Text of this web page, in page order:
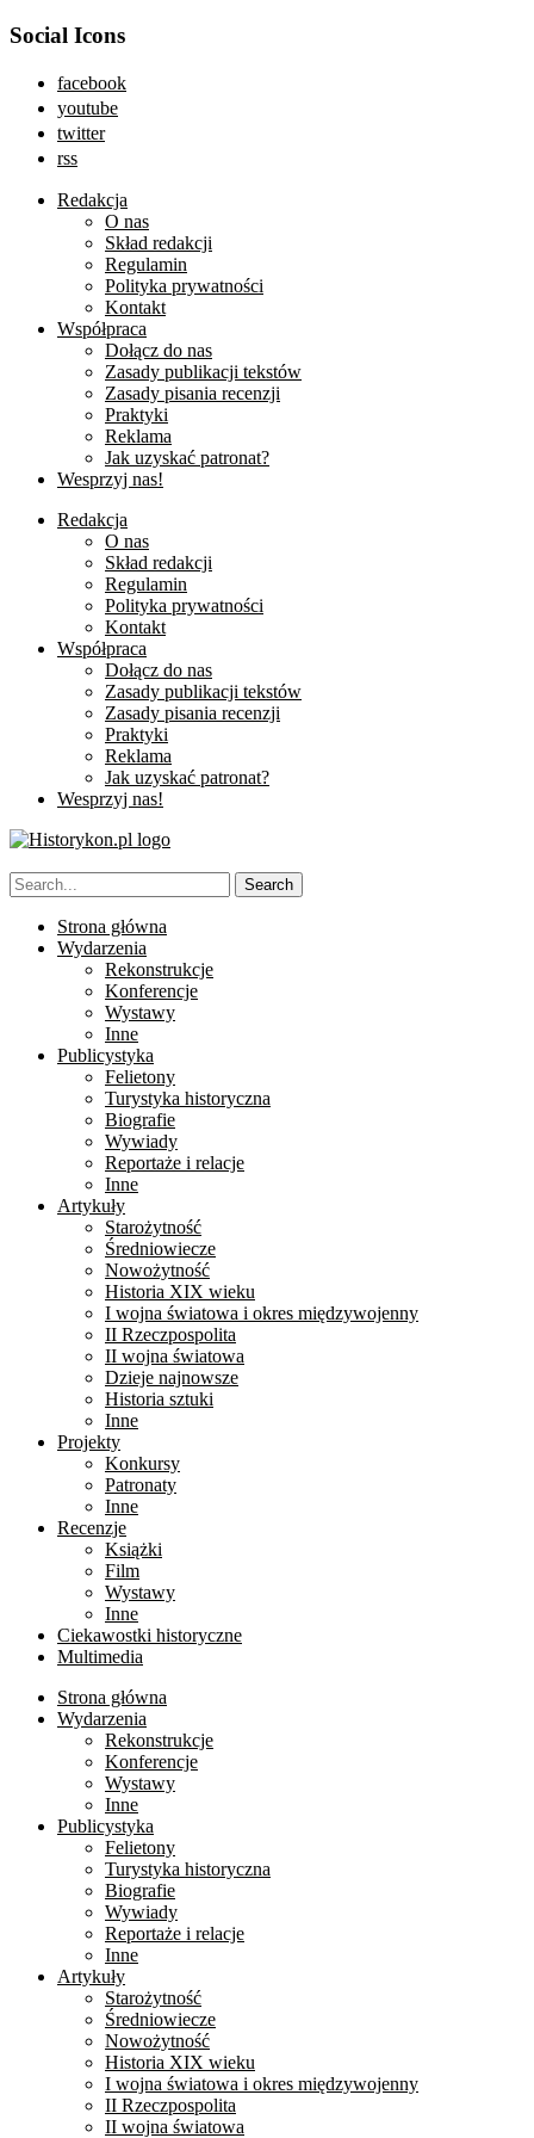
Social Icons
facebook
youtube
twitter
rss
Redakcja
O nas
Skład redakcji
Regulamin
Polityka prywatności
Kontakt
Współpraca
Dołącz do nas
Zasady publikacji tekstów
Zasady pisania recenzji
Praktyki
Reklama
Jak uzyskać patronat?
Wesprzyj nas!
Redakcja
O nas
Skład redakcji
Regulamin
Polityka prywatności
Kontakt
Współpraca
Dołącz do nas
Zasady publikacji tekstów
Zasady pisania recenzji
Praktyki
Reklama
Jak uzyskać patronat?
Wesprzyj nas!
Strona główna
Wydarzenia
Rekonstrukcje
Konferencje
Wystawy
Inne
Publicystyka
Felietony
Turystyka historyczna
Biografie
Wywiady
Reportaże i relacje
Inne
Artykuły
Starożytność
Średniowiecze
Nowożytność
Historia XIX wieku
I wojna światowa i okres międzywojenny
II Rzeczpospolita
II wojna światowa
Dzieje najnowsze
Historia sztuki
Inne
Projekty
Konkursy
Patronaty
Inne
Recenzje
Książki
Film
Wystawy
Inne
Ciekawostki historyczne
Multimedia
Strona główna
Wydarzenia
Rekonstrukcje
Konferencje
Wystawy
Inne
Publicystyka
Felietony
Turystyka historyczna
Biografie
Wywiady
Reportaże i relacje
Inne
Artykuły
Starożytność
Średniowiecze
Nowożytność
Historia XIX wieku
I wojna światowa i okres międzywojenny
II Rzeczpospolita
II wojna światowa